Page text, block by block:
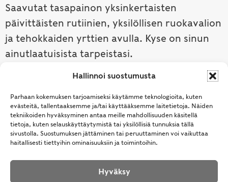
Hallinnoi suostumusta
Parhaan kokemuksen tarjoamiseksi käytämme teknologioita, kuten
evästeitä, tallentaaksemme ja/tai käyttääksemme laitetietoja. Näiden
tekniikoiden hyväksyminen antaa meille mahdollisuuden käsitellä
tietoja, kuten selauskäyttäytymistä tai yksilöllisiä tunnuksia tällä
sivustolla. Suostumuksen jättäminen tai peruuttaminen voi vaikuttaa
haitallisesti tiettyihin ominaisuuksiin ja toimintoihin.
Hyväksy
Saavutat tasapainon yksinkertaisten
päivittäisten rutiinien, yksilöllisen ruokavalion
ja tehokkaiden yrttien avulla. Kyse on sinun
ainutlaatuisista tarpeistasi.
Tutustu ayurvedaan →